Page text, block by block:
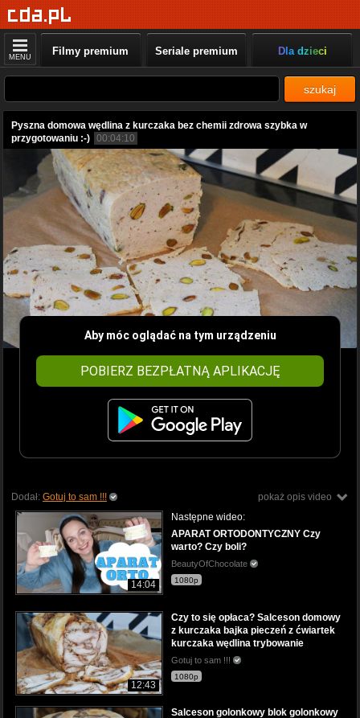
MENU Filmy premium Seriale premium Dla dzieci
szukaj
Pyszna domowa wędlina z kurczaka bez chemii zdrowa szybka w
przygotowaniu :-) 00:04:10
Aby móc oglądać na tym urządzeniu
POBIERZ BEZPŁATNĄ APLIKACJĘ
pokaż opis video
Dodał: Gotuj to sam !!!
14:04
Następne wideo:
APARAT ORTODONTYCZNY Czy
warto? Czy boli?
BeautyOfChocolate
1080p
12:43
Czy to się opłaca? Salceson domowy
z kurczaka bajka pieczeń z ćwiartek
kurczaka wędlina trybowanie
Gotuj to sam !!!
1080p
Salceson golonkowy blok golonkowy